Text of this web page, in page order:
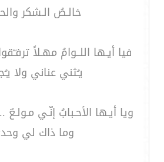
خالـصُ الـشكر
فيا أيـها اللــوامُ مهـلاً
يـُثني عناني ولا
ويا أيـها الأحـبابُ إنّـي
وما ذاك لي